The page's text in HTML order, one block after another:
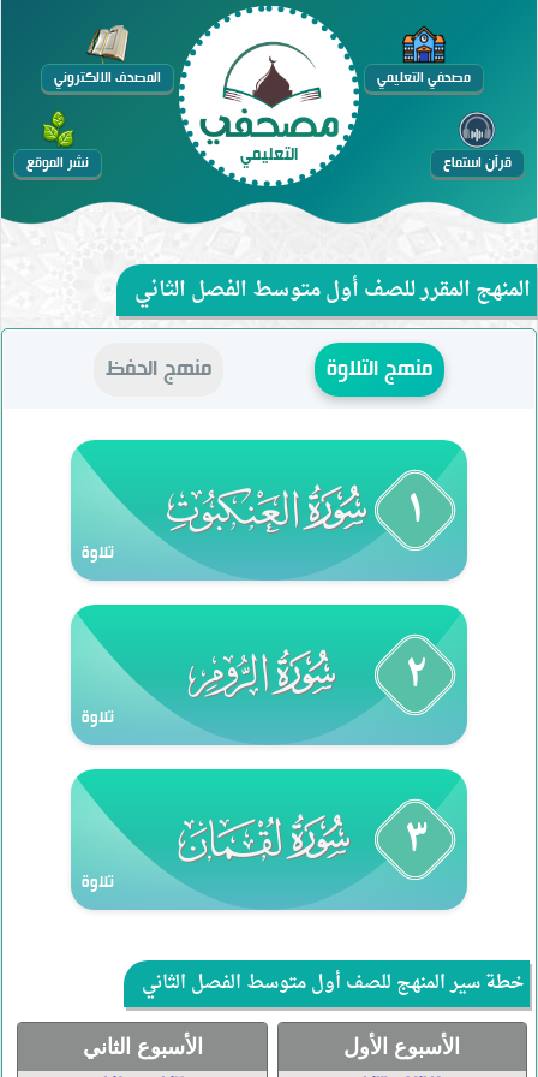
المحتوىمصحفي التعليمي
قرآن استماع التعليمي
المصحف الالكتروني
نشر الموقع
المنهج المقرر للصف أول متوسط الفصل الثاني
منهج التلاوة منهج الحفظ
١ 029surah
تلاوة
٢ 030surah
تلاوة
٣ 031surah
تلاوة
خطة سير المنهج للصف أول متوسط الفصل الثاني
الأسبوع الأول الأسبوع الثاني